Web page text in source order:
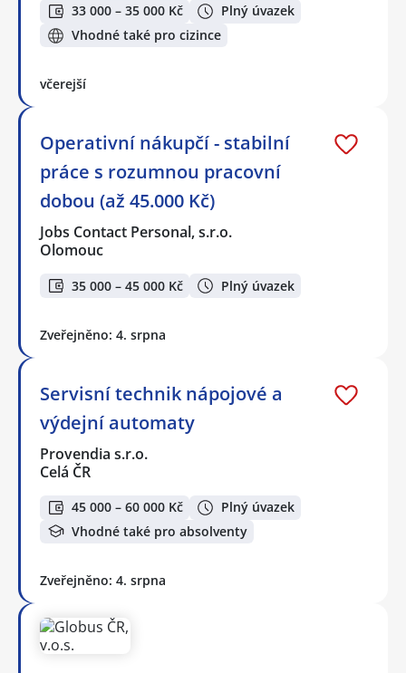
33 000 – 35 000 Kč
Plný úvazek
Vhodné také pro cizince
včerejší
Operativní nákupčí - stabilní
práce s rozumnou pracovní
dobou (až 45.000 Kč)
Jobs Contact Personal, s.r.o.
Olomouc
35 000 – 45 000 Kč Plný úvazek
Zveřejněno: 4. srpna
Servisní technik nápojové a
výdejní automaty
Provendia s.r.o.
Celá ČR
45 000 – 60 000 Kč
Plný úvazek
Vhodné také pro absolventy
Zveřejněno: 4. srpna